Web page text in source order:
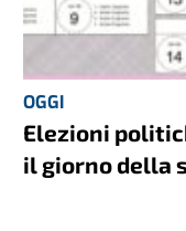
OGGI
Elezioni
il giorno della